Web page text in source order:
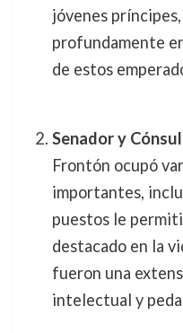
jóvenes
profundamente
de estos
Senador y Cónsul
Frontón ocupó
importantes,
puestos le
destacado en la
fueron una
intelectual y